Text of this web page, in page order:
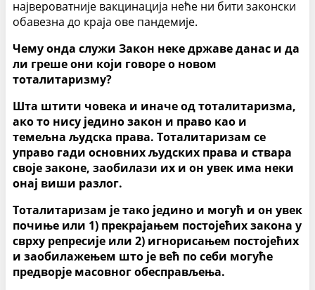
највероватније вакцинација неће ни бити законски
обавезна до краја ове пандемије.
Чему онда служи Закон неке државе данас и да
ли греше они који говоре о новом
тоталитаризму?
Шта штити човека и иначе од тоталитаризма,
ако то нису једино закон и право као и
темељна људска права. Тоталитаризам се
управо гади основних људских права и ствара
своје законе, заобилази их и он увек има неки
онај виши разлог.
Тоталитаризам је тако једино и могућ и он увек
почиње или 1) прекрајањем постојећих закона у
сврху репресије или 2) игнорисањем постојећих
и заобилажењем што је већ по себи могуће
предворје масовног обесправљења.